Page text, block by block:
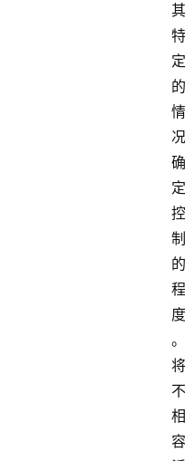
其
特
定
的
情
况
确
定
控
制
的
程
度
。
将
不
相
容